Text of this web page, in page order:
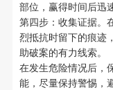
部位，赢得时间后迅
第四步：收集证据。
烈抵抗时留下的痕迹
助破案的有力线索。
在发生危险情况后，
能，尽量保持警惕，